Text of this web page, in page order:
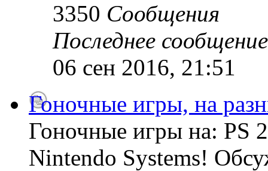
3350 Сообщения
Последнее сообщение
06 сен 2016, 21:51
Гоночные игры, на
Гоночные игры на: PS
Nintendo Systems!